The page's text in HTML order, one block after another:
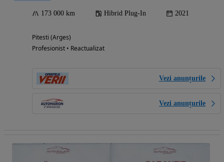
173 000 km Hibrid Plug-In 2021
Pitesti (Arges)
Profesionist • Reactualizat
Vezi anunțurile
Vezi anunțurile